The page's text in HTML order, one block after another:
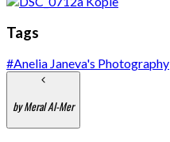
Tags
#Anelia Janeva's Photography
by Meral Al-Mer